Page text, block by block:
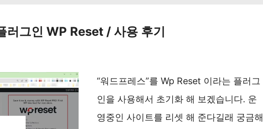
러그인 WP Reset / 사용 후기
“워드프레스”를 Wp Reset 이라는 플러그
인을 사용해서 초기화 해 보겠습니다. 운
영중인 사이트를 리셋 해 준다길래 궁금해